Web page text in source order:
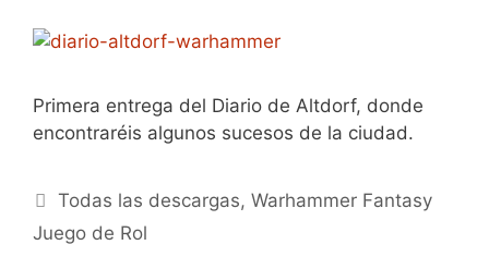
Primera entrega del Diario de Altdorf, donde
encontraréis algunos sucesos de la ciudad.
Categorías
Todas las descargas,Warhammer Fantasy
Juego de Rol